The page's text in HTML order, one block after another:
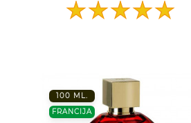
100 ML.
FRANCIJA